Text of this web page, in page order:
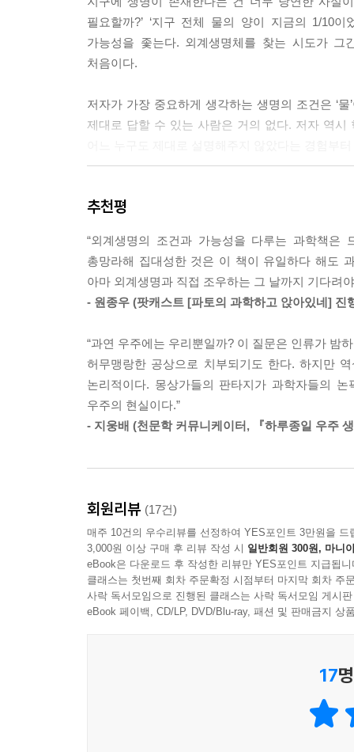
아니게 되는 것이죠. 그러나 지구 궤도에 전형적
성이 더 긴 시간 동안 물 행성 상태를 유지할 가능
큰 행성의 대기에 대량의 수소가 있다면 광합성으
도 없고 산소가 생길 이유도 없을 겁니다. 어느 쪽
이 책을 읽어준 분들이 과학자 아베 유타카가 ‘지
다면 그보다 기쁜 일은 없을 것입니다.
--- p.268
필요할까?’ ‘지구 전체 물의 양이 지금의 1/10
가능성을 좇는다. 외계생명체를 찾는 시도가
처음이다.
저자가 가장 중요하게 생각하는 생명의 조건은 ‘
제대로 답할 수 있는 사람은 거의 없다. 저자 역시
화학반응을 하지 않는 물질입니다. 따라서 물은
액체 상태를 유지한다는 점에서 물이라는 물질
유지한다는 ‘특이함’이 물을 액체의 대명사로 만든
게다가 지구에 있는 물의 ‘양’이 얼마나 절묘한
“문과생들에게 제일 먼저 추천하는 지구과학 책”
루게릭병이라는 극단적인 제약조차 신념을 과
남들보다 많은 준비와 시간이 필요했다. 집필은
별인지 깨닫게 해준 책” “교양 지구과학을 배우는
공상가들의 픽션이
과학자의 논픽션으로 변화하는 과정
지구는 복잡하고 불가사의한 조건이 얽혀 있는
‘태양계에 지각이 움직이는 판이 존재하는 행성
있다. 생명의 별이 지구와 꼭 같을 필요는 없다는
추천평
“외계생명의 조건과 가능성을 다루는 과학책
총망라해 집대성한 것은 이 책이 유일하다 해도
아마 외계생명과 직접 조우하는 그 날까지 기다려
- 원종우 (팟캐스트 [파토의 과학하고 앉아있네] 진
“과연 우주에는 우리뿐일까? 이 질문은 인류가 밤
허무맹랑한 공상으로 치부되기도 한다. 하지만
논리적이다. 몽상가들의 판타지가 과학자들의
우주의 현실이다.”
- 지웅배 (천문학 커뮤니케이터, 『하루종일 우주
회원리뷰 (17건)
매주 10건의 우수리뷰를 선정하여 YES포인트 3만원을 드
3,000원 이상 구매 후 리뷰 작성 시 일반회원 300원, 마니
eBook은 다운로드 후 작성한 리뷰만 YES포인트 지급됩니
클래스는 첫번째 회차 주문확정 시점부터 마지막 회차 주
사락 독서모임으로 진행된 클래스는 사락 독서모임 게시
eBook 페이백, CD/LP, DVD/Blu-ray, 패션 및 판매금지 상
17